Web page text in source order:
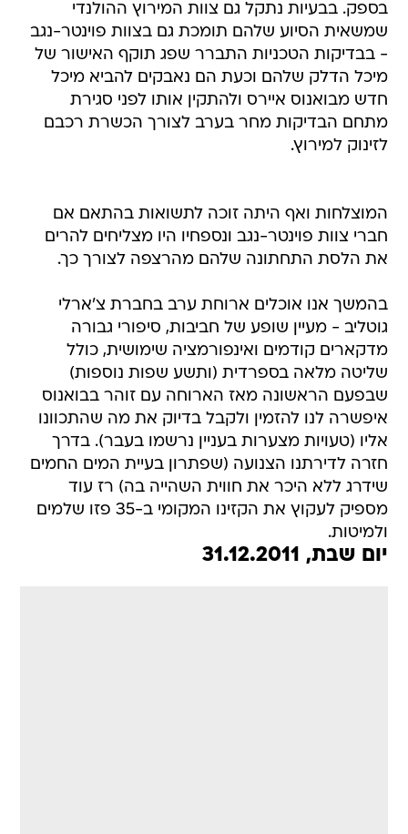
בספק. בבעיות נתקל גם צוות המירוץ ההולנדי
שמשאית הסיוע שלהם תומכת גם בצוות פוינטר-נגב
- בבדיקות הטכניות התברר שפג תוקף האישור של
מיכל הדלק שלהם וכעת הם נאבקים להביא מיכל
חדש מבואנוס איירס ולהתקין אותו לפני סגירת
מתחם הבדיקות מחר בערב לצורך הכשרת רכבם
לזינוק למירוץ.
המוצלחות ואף היתה זוכה לתשואות בהתאם אם
חברי צוות פוינטר-נגב ונספחיו היו מצליחים להרים
את הלסת התחתונה שלהם מהרצפה לצורך כך.
בהמשך אנו אוכלים ארוחת ערב בחברת צ'ארלי
גוטליב - מעיין שופע של חביבות, סיפורי גבורה
מדקארים קודמים ואינפורמציה שימושית, כולל
שליטה מלאה בספרדית (ותשע שפות נוספות)
שבפעם הראשונה מאז הארוחה עם זוהר בבואנוס
איפשרה לנו להזמין ולקבל בדיוק את מה שהתכוונו
אליו (טעויות מצערות בעניין נרשמו בעבר). בדרך
חזרה לדירתנו הצנועה (שפתרון בעיית המים החמים
שידרג ללא היכר את חווית השהייה בה) רז עוד
מספיק לעקוץ את הקזינו המקומי ב-35 פזו שלמים
ולמיטות.
יום שבת, 31.12.2011